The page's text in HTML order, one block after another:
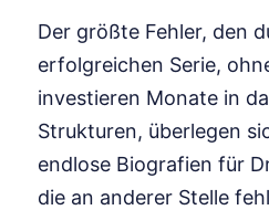
Der größte Fehler, den
erfolgreichen Serie,
investieren Monate in
Strukturen, überlegen
endlose Biografien für
die an anderer Stelle